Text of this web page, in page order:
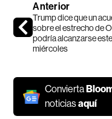
Anterior
Trump dice que un
sobre el estrecho de
podría alcanzarse este
miércoles
Convierta
noticiasaquí